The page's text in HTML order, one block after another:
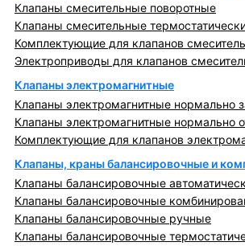
Клапаны смесительные поворотные
Клапаны смесительные
Комплектующие для клапанов
Электроприводы для клапанов
Клапаны электромагнитные
Клапаны электромагнитные нормально
Клапаны электромагнитные нормально
Комплектующие для клапанов
Клапаны, краны балансировочные и
Клапаны балансировочные
Клапаны балансировочные
Клапаны балансировочные ручные
Клапаны балансировочные